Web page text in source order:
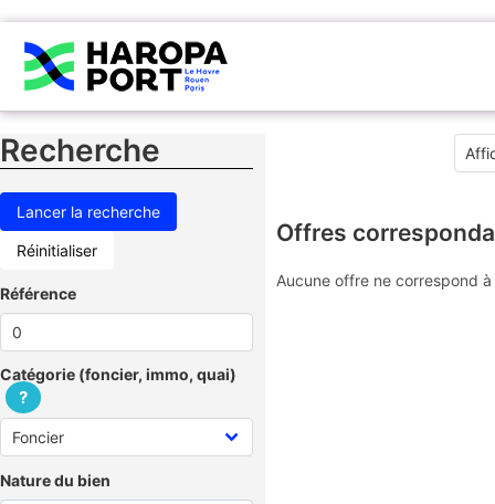
Recherche
Réinitialiser
Référence
Catégorie (foncier, immo, quai)
?
Nature du bien
Offres
Aucune offre ne correspond